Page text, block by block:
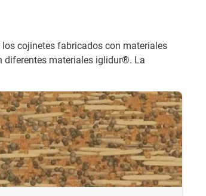
cojinetes fabricados con materiales
diferentes materiales iglidur®. La